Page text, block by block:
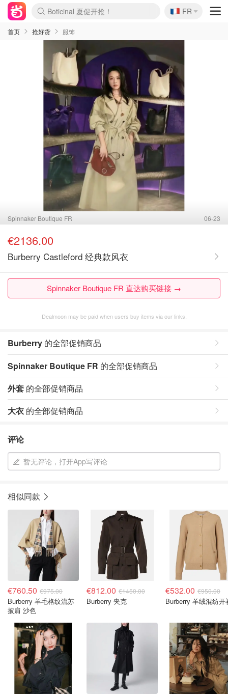
Boticinal 夏促开抢！
4折！lulu周四疯狂上新
还没结束！&OtherStories大促
Joybuy变相75折 随时失效
速领！Stanley独家85折
疑似霸哥！Camper额外叠85折
Zalando 奥莱闪促！每日更新
Moncler反季囤！5折起+叠9折
Coach Brooklyn仅€192
🇫🇷
FR
首页 抢好货 服饰
Spinnaker Boutique FR 06-23
€2136.00
Burberry Castleford 经典款风衣
Spinnaker Boutique FR 直达购买链接 →
Dealmoon may be paid when users buy items via our links.
Burberry 的全部促销商品
Spinnaker Boutique FR 的全部促销商品
外套 的全部促销商品
大衣 的全部促销商品
评论
暂无评论，打开App写评论
相似同款
€760.50 €975.00
Burberry 羊毛格纹流苏
披肩 沙色
€812.00 €1450.00
Burberry 夹克
€532.00 €950.00
Burberry 羊绒混纺开